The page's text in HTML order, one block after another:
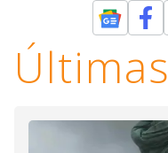
Últimas